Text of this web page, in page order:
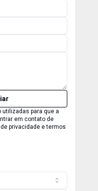
para que a
em contato de
privacidade e termos